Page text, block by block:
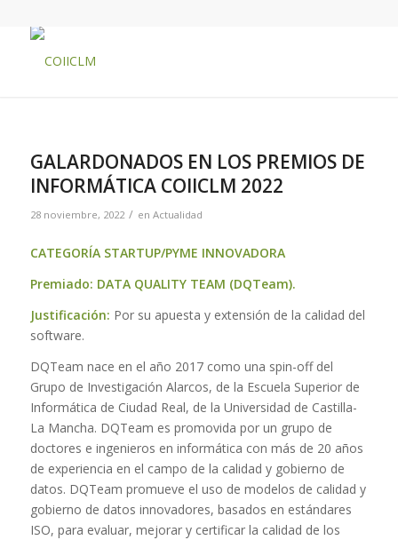
GALARDONADOS EN LOS PREMIOS DE
INFORMÁTICA COIICLM 2022
28 noviembre, 2022 / en Actualidad
CATEGORÍA STARTUP/PYME INNOVADORA
Premiado: DATA QUALITY TEAM (DQTeam).
Justificación: Por su apuesta y extensión de la calidad del
software.
DQTeam nace en el año 2017 como una spin-offdel
Grupo de Investigación Alarcos, de la Escuela Superior de
Informática de Ciudad Real, de la Universidad de Castilla-
La Mancha. DQTeam es promovida por un grupo de
doctores e ingenieros en informática con más de 20 años
de experiencia en el campo de la calidad y gobierno de
datos. DQTeam promueve el uso de modelos de calidad y
gobierno de datos innovadores, basados en estándares
ISO, para evaluar, mejorar y certificar la calidad de los